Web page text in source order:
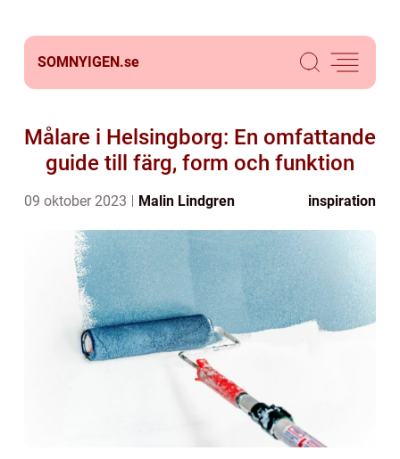
SOMNYIGEN.se
Målare i Helsingborg: En omfattande
guide till färg, form och funktion
09 oktober 2023 Malin Lindgren inspiration